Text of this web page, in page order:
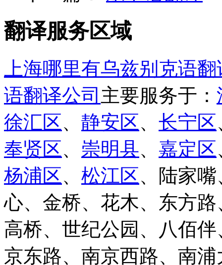
翻译服务区域
上海哪里有乌兹别克语
语翻译公司 主要服务于：
徐汇区、 静安区、 长宁区
奉贤区、 崇明县、 嘉定区
杨浦区、 松江区、陆家
心、金桥、花木、东方
高桥、世纪公园、八佰
京东路、南京西路、南